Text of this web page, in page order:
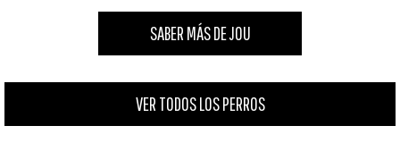
SABER MÁS DE JOU
VER TODOS LOS PERROS